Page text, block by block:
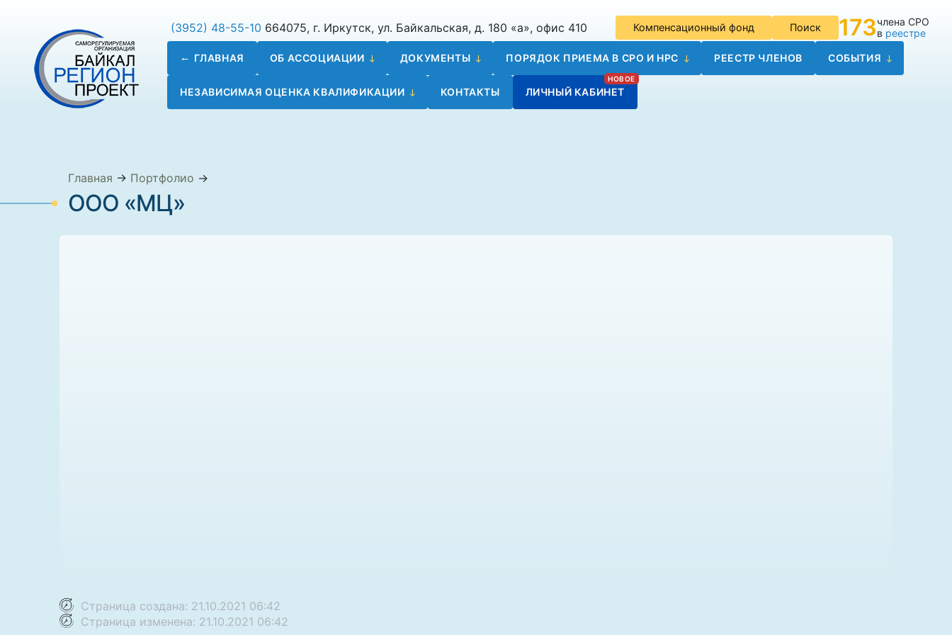
(3952) 48-55-10 664075, г. Иркутск, ул. Байкальская, д. 180 «а», офис 410 Компенсационный фонд Поиск 173члена СРО
в реестре
ГЛАВНАЯ ОБ АССОЦИАЦИИ ДОКУМЕНТЫ ПОРЯДОК ПРИЕМА В СРО И НРС РЕЕСТР ЧЛЕНОВ СОБЫТИЯ
НЕЗАВИСИМАЯ ОЦЕНКА КВАЛИФИКАЦИИ КОНТАКТЫ ЛИЧНЫЙ КАБИНЕТ
Главная → Портфолио →
ООО «МЦ»
Страница создана: 21.10.2021 06:42
Страница изменена: 21.10.2021 06:42